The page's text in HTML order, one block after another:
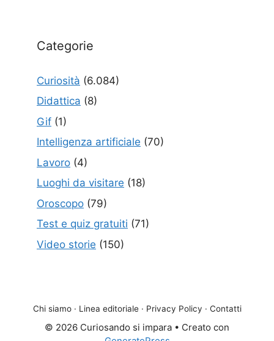
Categorie
Curiosità (6.084)
Didattica (8)
Gif (1)
Intelligenza artificiale (70)
Lavoro (4)
Luoghi da visitare (18)
Oroscopo (79)
Test e quiz gratuiti (71)
Video storie (150)
Chi siamo · Linea editoriale · Privacy Policy · Contatti
© 2026 Curiosando si impara • Creato con